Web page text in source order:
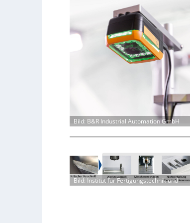
Bild: B&R Industrial Automation GmbH
Bild: Institut für Fertigungstechnik und